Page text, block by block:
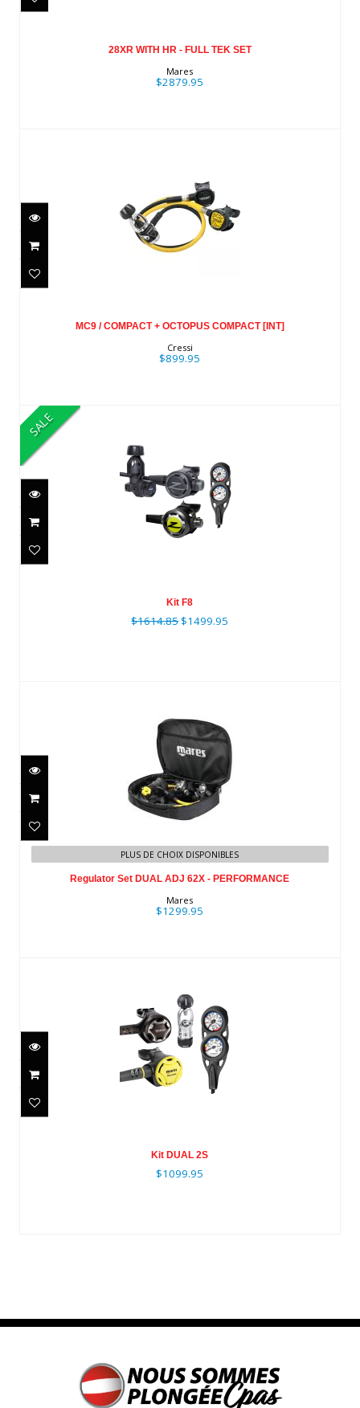
28XR WITH HR - FULL TEK SET
Mares
$2879.95
$899.95
MC9 / COMPACT + OCTOPUS COMPACT [INT]
Cressi
$899.95
SALE
Kit F8
$1614.85 $1499.95
Kit F8
$1614.85$1499.95
Regulator Set DUAL ADJ 62X -
PERFORMANCE
$1299.95
PLUS DE CHOIX DISPONIBLES
Regulator Set DUAL ADJ 62X - PERFORMANCE
Mares
$1299.95
Kit DUAL 2S
$1099.95
Kit DUAL 2S
$1099.95